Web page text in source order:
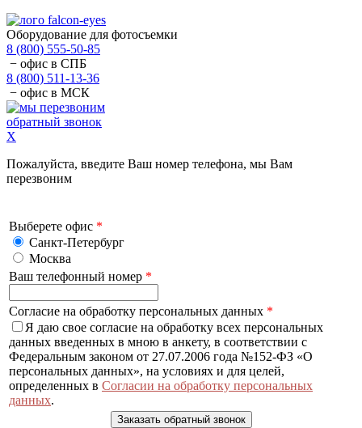
Оборудование для фотосъемки
8 (800) 555-50-85
− офис в СПБ
8 (800) 511-13-36
− офис в МСК
обратный звонок
X
Пожалуйста, введите Ваш номер телефона, мы Вам
перезвоним
Выберете офис *
Санкт-Петербург
Москва
Ваш телефонный номер *
Согласие на обработку персональных данных *
Я даю свое согласие на обработку всех персональных
данных введенных в мною в анкету, в соответствии с
Федеральным законом от 27.07.2006 года №152-ФЗ «О
персональных данных», на условиях и для целей,
определенных в Согласии на обработку персональных
данных.